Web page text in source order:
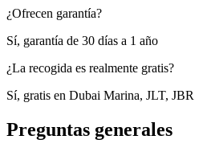
¿Ofrecen garantía?
Sí, garantía de 30 días a 1 año
¿La recogida es realmente gratis?
Sí, gratis en Dubai Marina, JLT, JBR
Preguntas generales